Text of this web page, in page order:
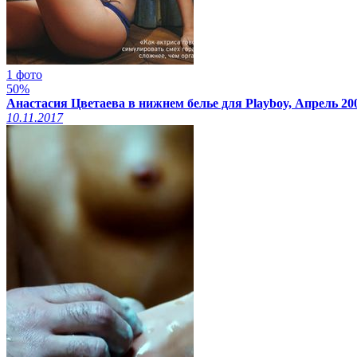
1 фото
50%
Анастасия Цветаева в нижнем белье для Playboy, Апрель
10.11.2017